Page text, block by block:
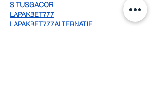
SITUSGACOR
LAPAKBET777
LAPAKBET777ALTERNATIF